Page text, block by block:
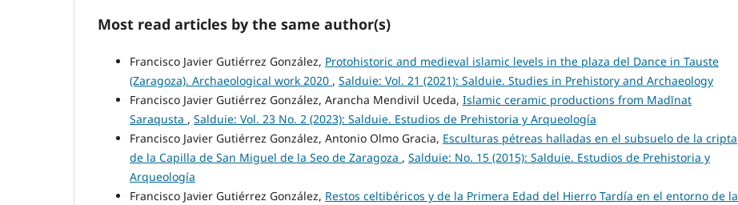
Most read articles by the same author(s)
Francisco Javier Gutiérrez González, Protohistoric and medieval islamic levels in the plaza del Dance in Tauste
(Zaragoza). Archaeological work 2020 , Salduie: Vol. 21 (2021): Salduie. Studies in Prehistory and Archaeology
Francisco Javier Gutiérrez González, Arancha Mendivil Uceda, Islamic ceramic productions from Madīnat
Saraqusta , Salduie: Vol. 23 No. 2 (2023): Salduie. Estudios de Prehistoria y Arqueología
Francisco Javier Gutiérrez González, Antonio Olmo Gracia, Esculturas pétreas halladas en el subsuelo de la cripta
de la Capilla de San Miguel de la Seo de Zaragoza , Salduie: No. 15 (2015): Salduie. Estudios de Prehistoria y
Arqueología
Francisco Javier Gutiérrez González, Restos celtibéricos y de la Primera Edad del Hierro Tardía en el entorno de la